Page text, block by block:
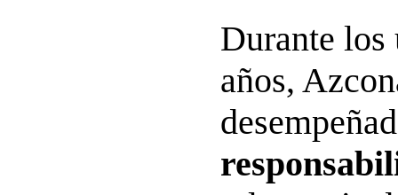
Durante
años,